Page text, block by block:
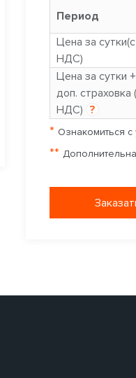
Период
Цена за сутки(с
НДС)
Цена за сутки +
доп. страховка
НДС) ?
* Ознакомиться с
**